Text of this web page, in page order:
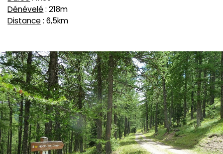
Dénévelé: 218m
Distance: 6,5km